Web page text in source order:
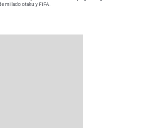
mi lado otaku y FIFA.
window
in new window